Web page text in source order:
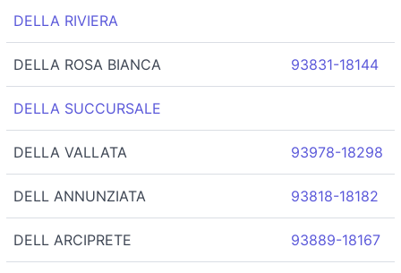
DELLA RIVIERA
DELLA ROSA BIANCA 93831-18144
DELLA SUCCURSALE
DELLA VALLATA 93978-18298
DELL ANNUNZIATA 93818-18182
DELL ARCIPRETE 93889-18167